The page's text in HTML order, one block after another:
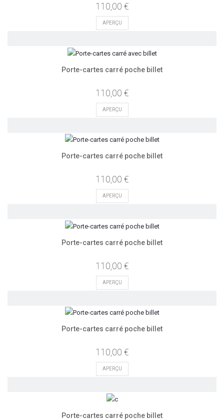
110,00 €
APERÇU
Porte-cartes carré poche billet
110,00 €
APERÇU
Porte-cartes carré poche billet
110,00 €
APERÇU
Porte-cartes carré poche billet
110,00 €
APERÇU
Porte-cartes carré poche billet
110,00 €
APERÇU
Porte-cartes carré poche billet